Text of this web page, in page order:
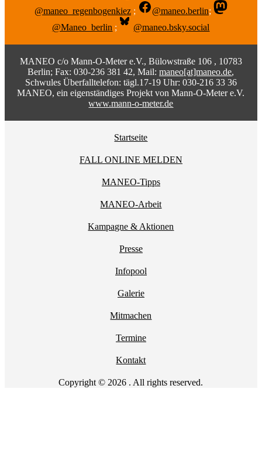
@maneo_regenbogenkiez ; @maneo.berlin;
@Maneo_berlin ; @maneo.bsky.social
MANEO c/o Mann-O-Meter e.V., Bülowstraße 106 , 10783
Berlin; Fax: 030-236 381 42, Mail:maneo[at]maneo.de,
Schwules Überfalltelefon: tägl.17-19 Uhr: 030-216 33 36
MANEO, ein eigenständiges Projekt von Mann-O-Meter e.V.
www.mann-o-meter.de
Startseite
FALL ONLINE MELDEN
MANEO-Tipps
MANEO-Arbeit
Kampagne & Aktionen
Presse
Infopool
Galerie
Mitmachen
Termine
Kontakt
Copyright © 2026 . All rights reserved.